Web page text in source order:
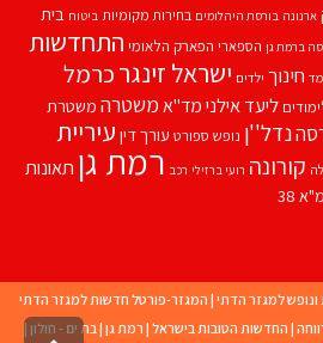
ארנונה בורסת היהלומים בחירות מקומיות ביטוח בית
ברמת גן הספארי הפארק הלאומי התחדשות
חינוך ילדים ישראל זינגרכרמל
ליעד אילנימד''אמשטרה משטרת
נדל''ן נופש ספורט עורך דין עיריית
קורונה רועי ברזילי רכב רמת גן תאונות
38
למגזר הדתי | המגזר-פורטל חדשות למגזר הדתי
| החדשות הטובות בישראל | רמת גן | בת ים - חולון |